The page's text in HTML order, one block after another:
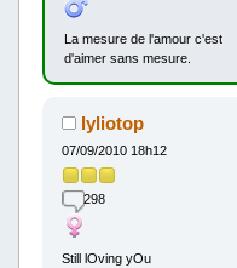
La mesure de l'amour c'est
d'aimer sans mesure.
lyliotop
07/09/2010 18h12
298
Still lOving yOu